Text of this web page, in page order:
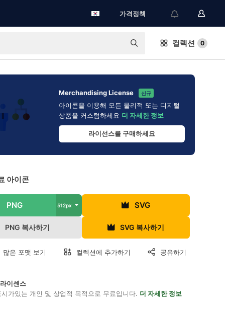
가격정책
컬렉션 0
Merchandising License 신규
아이콘을 이용해 모든 물리적 또는 디지털
상품을 커스텀하세요 더 자세한 정보
라이선스를 구매하세요
아이콘
PNG 512px SVG
PNG 복사하기 SVG 복사하기
많은 포맷 보기 컬렉션에 추가하기 공유하기
이센스
가있는 개인 및 상업적 목적으로 무료입니다. 더 자세한 정보